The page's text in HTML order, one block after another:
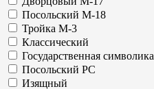
Посольский М-18
Тройка М-3
Классический
Государственная символика
Посольский РС
Изящный